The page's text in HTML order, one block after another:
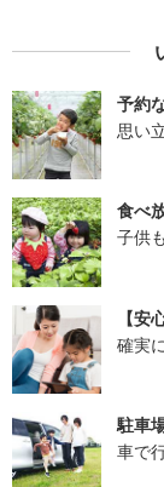
予約
思い
食べ
子供
【安
確実
駐車
車で